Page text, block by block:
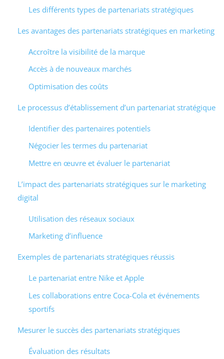
Les différents types de partenariats stratégiques
Les avantages des partenariats stratégiques en marketing
Accroître la visibilité de la marque
Accès à de nouveaux marchés
Optimisation des coûts
Le processus d’établissement d’un partenariat stratégique
Identifier des partenaires potentiels
Négocier les termes du partenariat
Mettre en œuvre et évaluer le partenariat
L’impact des partenariats stratégiques sur le marketing
digital
Utilisation des réseaux sociaux
Marketing d’influence
Exemples de partenariats stratégiques réussis
Le partenariat entre Nike et Apple
Les collaborations entre Coca-Cola et événements
sportifs
Mesurer le succès des partenariats stratégiques
Évaluation des résultats